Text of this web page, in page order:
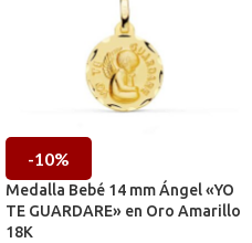
-10%
Medalla Bebé 14 mm Ángel «YO
TE GUARDARE» en Oro Amarillo
18K